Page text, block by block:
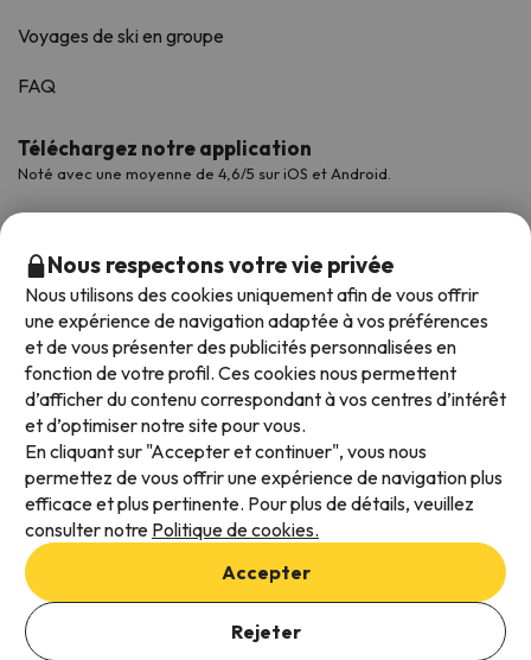
Voyages de ski en groupe
FAQ
Téléchargez notre application
Noté avec une moyenne de 4,6/5 sur iOS et Android.
Modes de paiement disponibles
Conditions générales d'utilisation
Protection des données
Politique en matière de cookies
Nous respectons votre vie privée
Nous utilisons des cookies uniquement afin de vous offrir
une expérience de navigation adaptée à vos préférences
et de vous présenter des publicités personnalisées en
fonction de votre profil. Ces cookies nous permettent
d’afficher du contenu correspondant à vos centres d’intérêt
et d’optimiser notre site pour vous.
En cliquant sur "Accepter et continuer", vous nous
permettez de vous offrir une expérience de navigation plus
efficace et plus pertinente. Pour plus de détails, veuillez
consulter notre Politique de cookies.
Accepter
Rejeter